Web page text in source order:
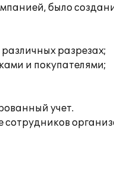
было
разрезах;
и покупателями;
учет.